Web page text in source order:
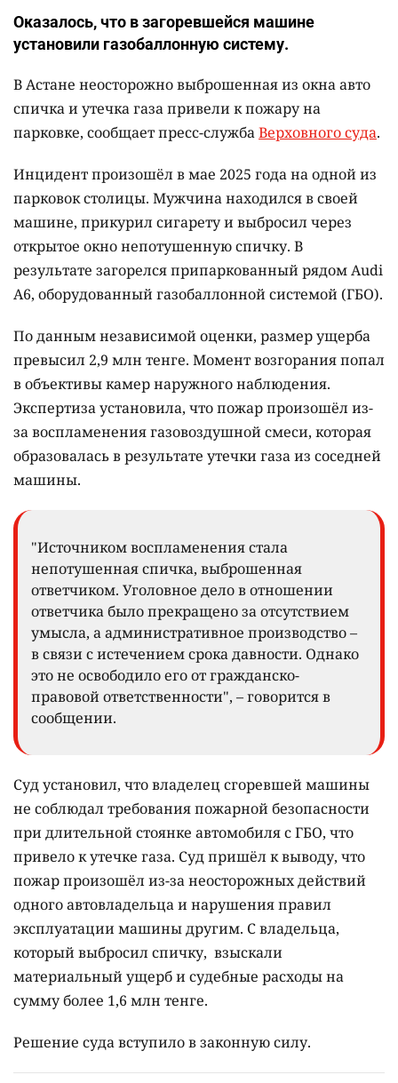
Оказалось, что в загоревшейся машине
установили газобаллонную систему.
В Астане неосторожно выброшенная из окна авто
спичка и утечка газа привели к пожару на
парковке, сообщает пресс-службаВерховного суда.
Инцидент произошёл в мае 2025 года на одной из
парковок столицы. Мужчина находился в своей
машине, прикурил сигарету и выбросил через
открытое окно непотушенную спичку. В
результате загорелся припаркованный рядом Audi
A6, оборудованный газобаллонной системой (ГБО).
По данным независимой оценки, размер ущерба
превысил 2,9 млн тенге. Момент возгорания попал
в объективы камер наружного наблюдения.
Экспертиза установила, что пожар произошёл из-
за воспламенения газовоздушной смеси, которая
образовалась в результате утечки газа из соседней
машины.
"Источником воспламенения стала
непотушенная спичка, выброшенная
ответчиком. Уголовное дело в отношении
ответчика было прекращено за отсутствием
умысла, а административное производство –
в связи с истечением срока давности. Однако
это не освободило его от гражданско-
правовой ответственности", – говорится в
сообщении.
Суд установил, что владелец сгоревшей машины
не соблюдал требования пожарной безопасности
при длительной стоянке автомобиля с ГБО, что
привело к утечке газа. Суд пришёл к выводу, что
пожар произошёл из-за неосторожных действий
одного автовладельца и нарушения правил
эксплуатации машины другим. С владельца,
который выбросил спичку, взыскали
материальный ущерб и судебные расходы на
сумму более 1,6 млн тенге.
Решение суда вступило в законную силу.